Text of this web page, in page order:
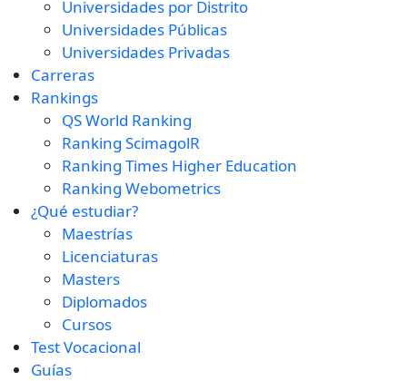
Universidades por Distrito
Universidades Públicas
Universidades Privadas
Carreras
Rankings
QS World Ranking
Ranking ScimagolR
Ranking Times Higher Education
Ranking Webometrics
¿Qué estudiar?
Maestrías
Licenciaturas
Masters
Diplomados
Cursos
Test Vocacional
Guías